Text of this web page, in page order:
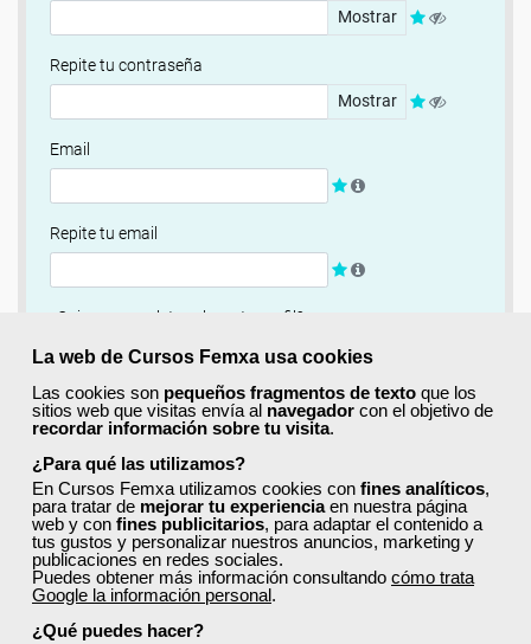
La web de Cursos Femxa usa cookies
Las cookies son pequeños fragmentos de texto que los
sitios web que visitas envía al navegador con el objetivo de
recordar información sobre tu visita.
¿Para qué las utilizamos?
En Cursos Femxa utilizamos cookies con fines analíticos,
para tratar de mejorar tu experienciaen nuestra página
web y con fines publicitarios, para adaptar el contenido a
tus gustos y personalizar nuestros anuncios, marketing y
publicaciones en redes sociales.
Puedes obtener más información consultando cómo trata
Google la información personal.
¿Qué puedes hacer?
Mostrar
Repite tu contraseña
Mostrar
Email
Repite tu email
¿Quieres completar ahora tu perfil?
Si
No, completaré mi perfil más adelante
Newsletter
Si, quiero recibir información sobre cursos, ofertas
exclusivas y recursos para el aprendizaje.
Términos y condiciones
He leído y acepto la Política de Privacidad
Registrarse